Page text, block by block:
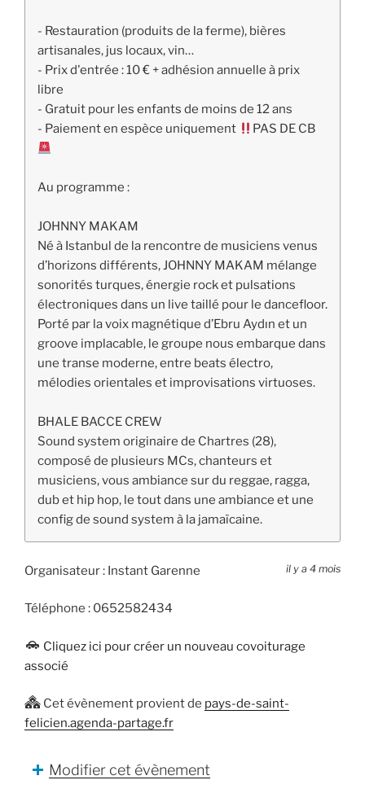
- Restauration (produits de la ferme), bières
artisanales, jus locaux, vin…
- Prix d'entrée : 10 € + adhésion annuelle à prix
libre
- Gratuit pour les enfants de moins de 12 ans
- Paiement en espèce uniquement
PAS DE CB
Au programme :
JOHNNY MAKAM
Né à Istanbul de la rencontre de musiciens venus
d’horizons différents, JOHNNY MAKAM mélange
sonorités turques, énergie rock et pulsations
électroniques dans un live taillé pour le dancefloor.
Porté par la voix magnétique d’Ebru Aydın et un
groove implacable, le groupe nous embarque dans
une transe moderne, entre beats électro,
mélodies orientales et improvisations virtuoses.
BHALE BACCE CREW
Sound system originaire de Chartres (28),
composé de plusieurs MCs, chanteurs et
musiciens, vous ambiance sur du reggae, ragga,
dub et hip hop, le tout dans une ambiance et une
config de sound system à la jamaïcaine.
Organisateur : Instant Garenne il y a 4 mois
Téléphone : 0652582434
Cliquez ici pour créer un nouveau covoiturage
associé
Cet évènement provient de pays-de-saint-
felicien.agenda-partage.fr
Modifier cet évènement